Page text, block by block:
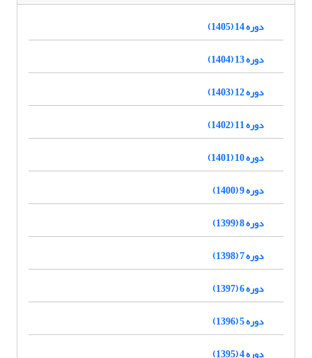
دوره 14 (1405)
دوره 13 (1404)
دوره 12 (1403)
دوره 11 (1402)
دوره 10 (1401)
دوره 9 (1400)
دوره 8 (1399)
دوره 7 (1398)
دوره 6 (1397)
دوره 5 (1396)
دوره 4 (1395)